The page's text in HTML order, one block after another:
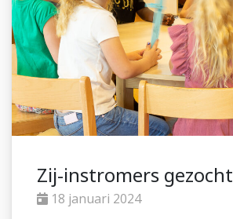
Zij-instromers gezocht
18 januari 2024